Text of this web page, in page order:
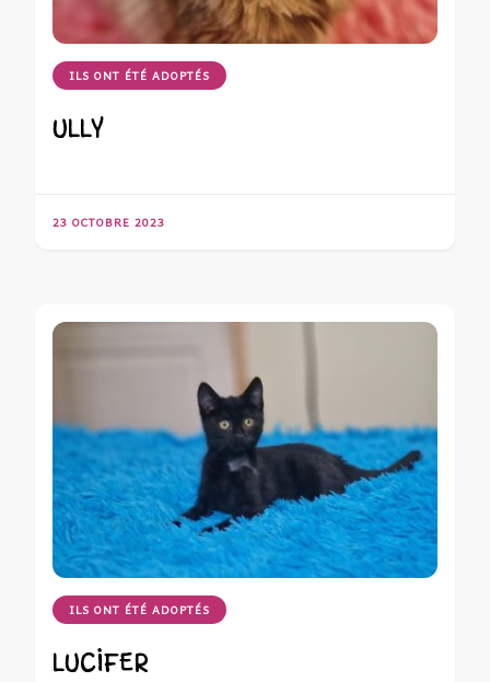
ILS ONT ÉTÉ ADOPTÉS
ULLY
23 OCTOBRE 2023
ILS ONT ÉTÉ ADOPTÉS
LUCIFER